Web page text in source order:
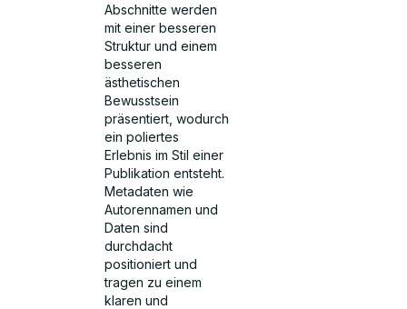
Abschnitte werden
mit einer besseren
Struktur und einem
besseren
ästhetischen
Bewusstsein
präsentiert, wodurch
ein poliertes
Erlebnis im Stil einer
Publikation entsteht.
Metadaten wie
Autorennamen und
Daten sind
durchdacht
positioniert und
tragen zu einem
klaren und